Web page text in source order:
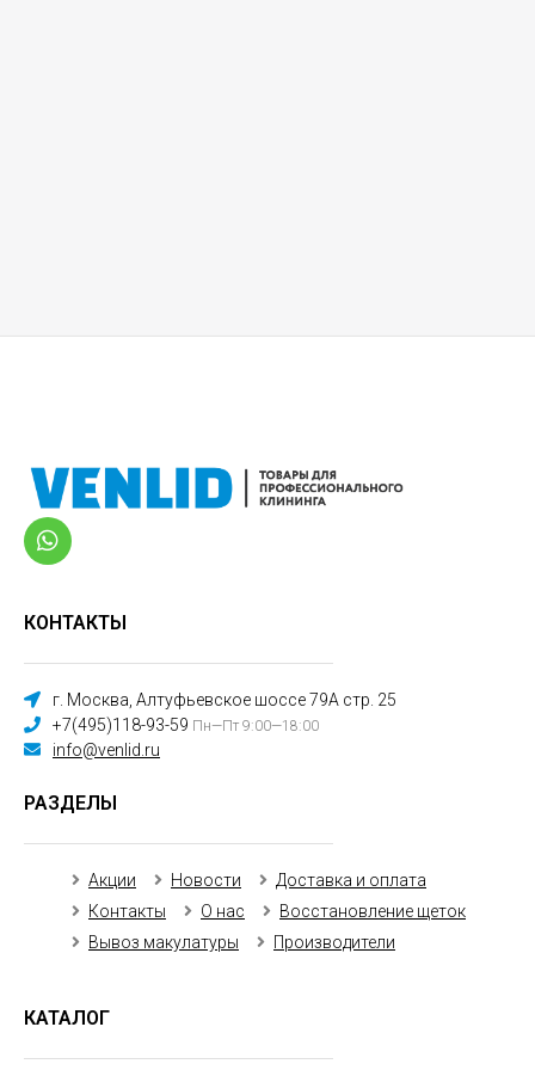
КОНТАКТЫ
г. Москва, Алтуфьевское шоссе 79А стр. 25
+7(495)118-93-59 Пн—Пт 9:00—18:00
info@venlid.ru
РАЗДЕЛЫ
Акции Новости
Доставка и оплата
Контакты
О нас
Восстановление щеток
Вывоз макулатуры
Производители
КАТАЛОГ